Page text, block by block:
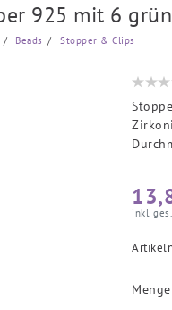
925 mit 6
Beads Stopper & Clips
inkl.